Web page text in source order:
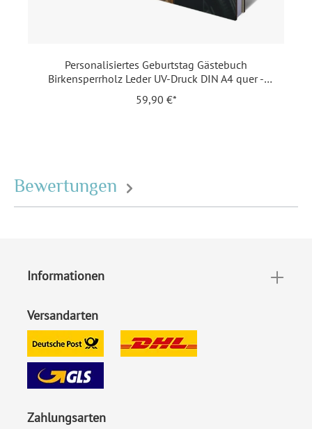
Highlights: Als Fotoalbum geeignet
Echtes Leder
Inklusiv-Leistungen:
Inkl. Druck Ihrer Texte und
Foto: Mit Foto
Material: Birkensperrholz
Personalisiertes Geburtstag Gästebuch
Birkensperrholz Leder UV-Druck DIN A4 quer -
59,90 €*
Bewertungen
Informationen
Versandarten
Zahlungsarten